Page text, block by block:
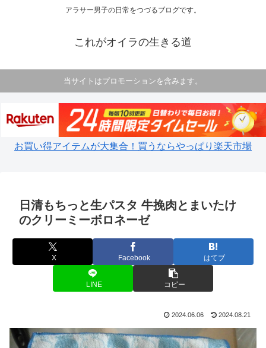
アラサー男子の日常をつづるブログです。
これがオイラの生きる道
当サイトはプロモーションを含みます。
お買い得アイテムが大集合！買うならやっぱり楽天市場
日清もちっと生パスタ 牛挽肉とまいたけ
のクリーミーボロネーゼ
X Facebook はてブ
LINE コピー
2024.06.06 2024.08.21